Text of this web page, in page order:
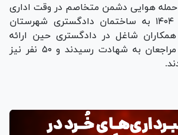
هوایی دشمن متخاصم در وقت اداری
روز ۲۷ اسفند ماه ۱۴۰۴ به ساختمان دادگستری شهرستان
۴ نفر از همکاران شاغل در دادگستری حین ارائه
خدمت و ۱۴ نفر از مراجعان به شهادت رسیدند و ۵۰ نفر نیز